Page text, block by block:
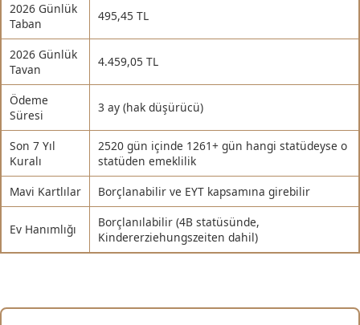
2026 Günlük
Taban
495,45 TL
2026 Günlük
Tavan
4.459,05 TL
Ödeme
Süresi
3 ay (hak düşürücü)
Son 7 Yıl
Kuralı
2520 gün içinde 1261+ gün hangi statüdeyse o
statüden emeklilik
Mavi Kartlılar
Borçlanabilir ve EYT kapsamına girebilir
Ev Hanımlığı
Borçlanılabilir (4B statüsünde,
Kindererziehungszeiten dahil)